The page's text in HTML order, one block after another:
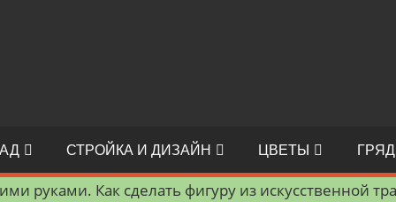
СТРОЙКА И ДИЗАЙН ЦВЕТЫ
руками. Как сделать фигуру из искусственной